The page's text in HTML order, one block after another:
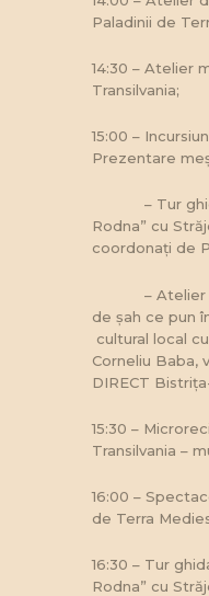
Paladinii de
14:30 – Atelier
Transilvania;
15:00 –
Prezentare
– Tur
Rodna” cu
coordonați de
– Atelier de
de șah ce pun
cultural local
Corneliu Baba,
DIRECT
15:30 –
Transilvania –
16:00 –
de Terra
16:30 – Tur
Rodna” cu